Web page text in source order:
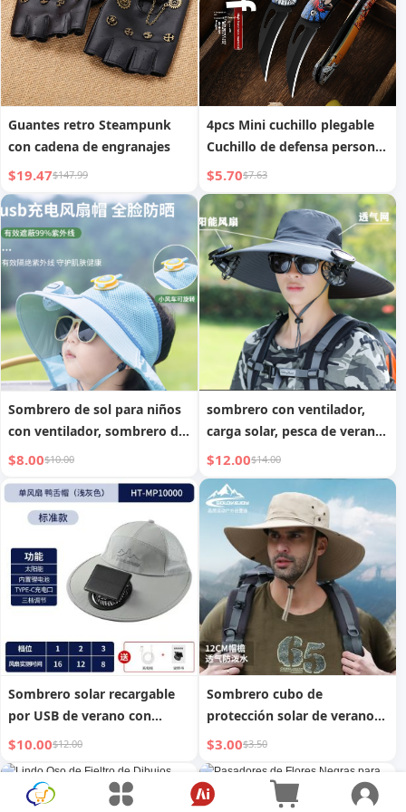
Guantes retro Steampunk
con cadena de engranajes
$19.47$147.99
4pcs Mini cuchillo plegable
Cuchillo de defensa personal
de emergencia de campo
Cuchillo portátil Cuchillo
plegable llavero Cuchillo de
acero inoxidable para envíos
urgentes
$5.70$7.63
Sombrero de sol para niños
con ventilador, sombrero de
cubo de ala grande para
$8.00$10.00
sombrero con ventilador,
carga solar, pesca de verano,
protector solar, sombrero de
sol, salida al aire libre para
hombres, sombrero de
senderismo para mujeres
$12.00$14.00
Sombrero solar recargable
por USB de verano con
protección UV para hombres
y mujeres, sombrero
transpirable de secado
rápido, sombrero de sol
$10.00$12.00
Sombrero cubo de
protección solar de verano
para hombre, protector
solar, protección UV, ala
grande, sombrero de pesca
al aire libre impermeable de
$3.00$3.50